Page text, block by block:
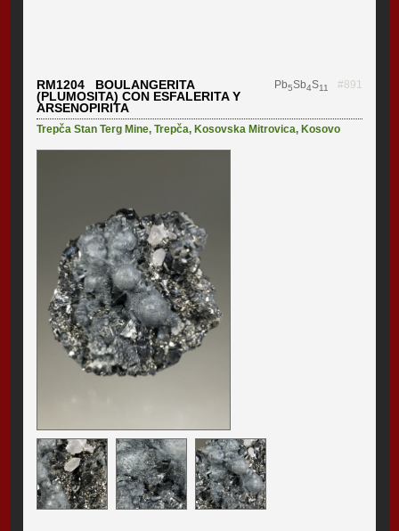
RM1204 BOULANGERITA
(PLUMOSITA) CON ESFALERITA Y
ARSENOPIRITA
Pb5Sb4S11 #891
Trepča Stan Terg Mine,Trepča, Kosovska Mitrovica, Kosovo